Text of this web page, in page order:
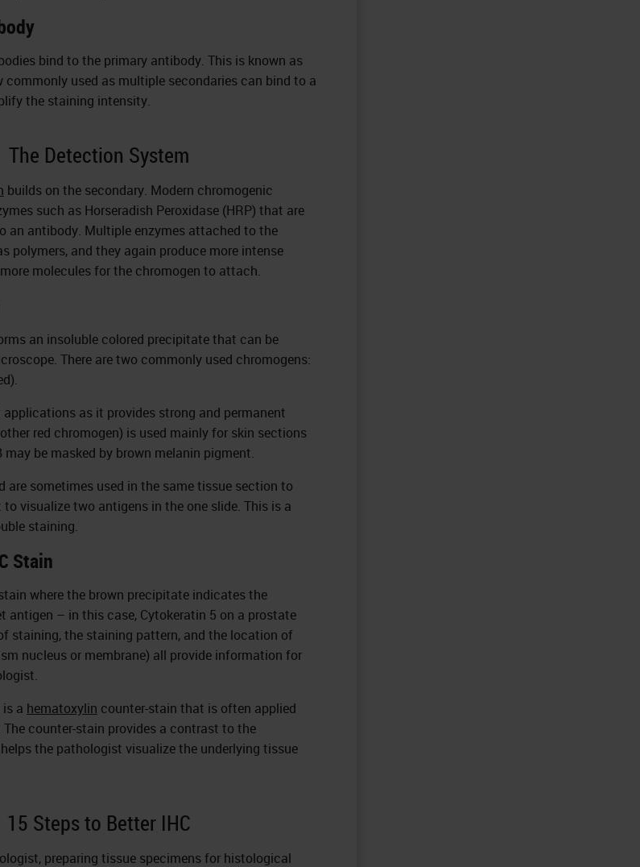
bind to the primary antibody. This is known as
commonly used as multiple secondaries can bind to a
the staining intensity.
The Detection System
builds on the secondary. Modern chromogenic
such as Horseradish Peroxidase (HRP) that are
an antibody. Multiple enzymes attached to the
polymers, and they again produce more intense
molecules for the chromogen to attach.
an insoluble colored precipitate that can be
There are two commonly used chromogens:
applications as it provides strong and permanent
red chromogen) is used mainly for skin sections
may be masked by brown melanin pigment.
are sometimes used in the same tissue section to
visualize two antigens in the one slide. This is a
staining.
Stain
where the brown precipitate indicates the
antigen – in this case, Cytokeratin 5 on a prostate
staining, the staining pattern, and the location of
nucleus or membrane) all provide information for
a hematoxylin counter-stain that is often applied
counter-stain provides a contrast to the
the pathologist visualize the underlying tissue
15 Steps to Better IHC
preparing tissue specimens for histological